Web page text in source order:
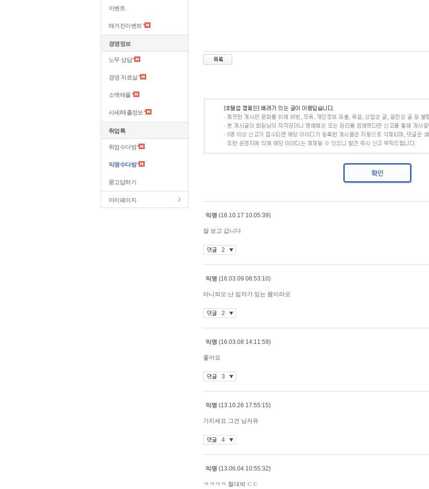
이벤트
매거진이벤트
경영정보
노무 상담
경영 자료실
소액매물
시세/매출정보
취업톡
취업수다방
익명수다방
묻고답하기
마이페이지